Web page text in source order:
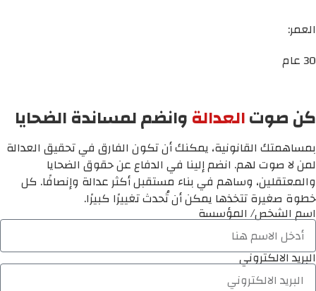
العمر:
30 عام
كن صوتالعدالةوانضم لمساندة الضحايا
بمساهمتك القانونية، يمكنك أن تكون الفارق في تحقيق العدالة
لمن لا صوت لهم. انضم إلينا في الدفاع عن حقوق الضحايا
والمعتقلين، وساهم في بناء مستقبل أكثر عدالة وإنصافًا. كل
خطوة صغيرة تتخذها يمكن أن تُحدث تغييرًا كبيرًا.
اسم الشخص/ المؤسسة
البريد الالكتروني